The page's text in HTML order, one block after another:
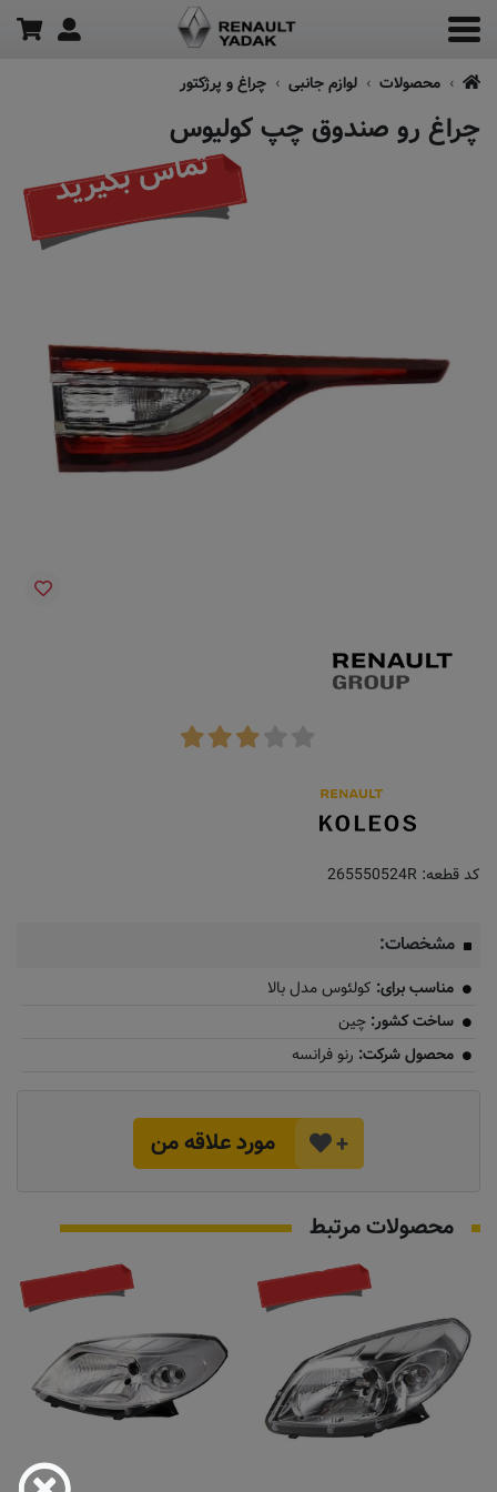
محصولات لوازم جانبی چراغ و پرژکتور
چراغ رو صندوق چپ کولیوس
تماس بگیرید
کد قطعه: 265550524R
مشخصات:
مناسب برای: کولئوس مدل بالا
ساخت کشور: چین
محصول شرکت: رنو فرانسه
+ مورد علاقه من
محصولات مرتبط
تماس بگیرید تماس بگیرید